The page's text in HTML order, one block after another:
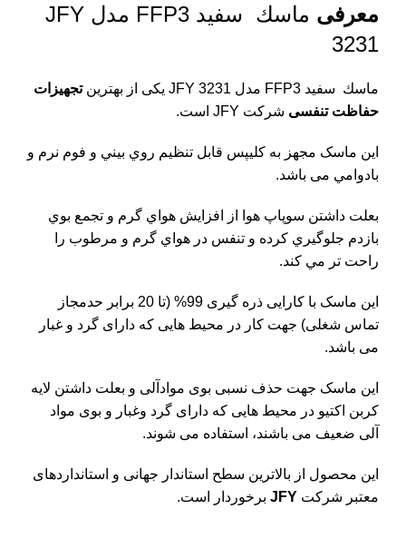
معرفی
ماسك سفيد FFP3 مدل JFY
3231
ماسك سفيد FFP3 مدل JFY 3231 یکی از بهترین
تجهیزات
حفاظت تنفسی شرکت JFY است.
این ماسک مجهز به كليپس قابل تنظيم روي بيني و فوم نرم و
بادوامي می باشد.
بعلت داشتن سوپاپ هوا از افزايش هواي گرم و تجمع بوي
بازدم جلوگيري كرده و تنفس در هواي گرم و مرطوب را
راحت تر مي كند.
این ماسک با کارايی ذره گيری 99% (تا 20 برابر حدمجاز
تماس شغلی) جهت كار در محيط هایی که دارای گرد و غبار
می باشد.
این ماسک جهت حذف نسبی بوی موادآلی و بعلت داشتن لايه
كربن اكتيو در محيط هایی كه دارای گرد وغبار و بوی مواد
آلی ضعيف می باشند، استفاده می شوند.
این محصول از بالاترین سطح استاندار جهانی و استانداردهای
معتبر شرکت JFY برخوردار است.